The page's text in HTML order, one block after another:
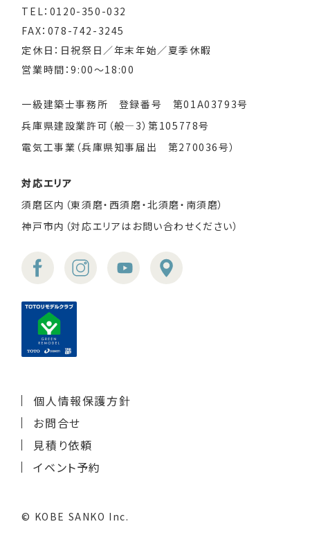
TEL：0120-350-032
FAX：078-742-3245
定休日：日祝祭日／年末年始／夏季休暇
営業時間：9:00～18:00
一級建築士事務所 登録番号 第01A03793号
兵庫県建設業許可（般―3）第105778号
電気工事業（兵庫県知事届出 第270036号）
対応エリア
須磨区内（東須磨・西須磨・北須磨・南須磨）
神戸市内（対応エリアはお問い合わせください）
個人情報保護方針
お問合せ
見積り依頼
イベント予約
© KOBE SANKO Inc.